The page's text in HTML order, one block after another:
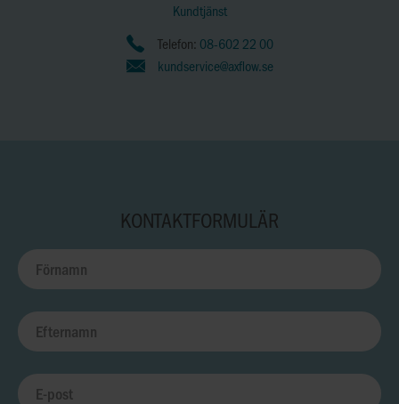
Kundtjänst
Telefon: 08-602 22 00
kundservice@axflow.se
KONTAKTFORMULÄR